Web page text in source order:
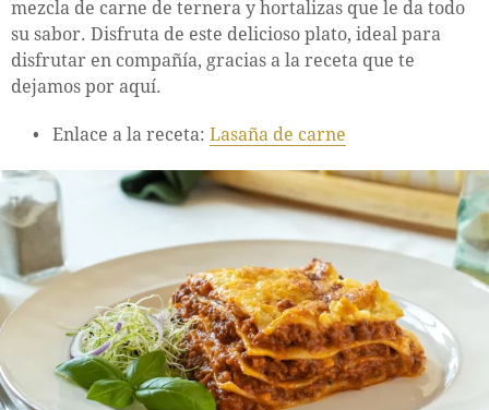
mezcla de carne de ternera y hortalizas que le da todo
su sabor. Disfruta de este delicioso plato, ideal para
disfrutar en compañía, gracias a la receta que te
dejamos por aquí.
Enlace a la receta: Lasaña de carne